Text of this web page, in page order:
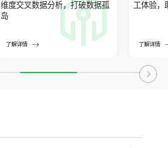
维度交叉数据分析，打破数据孤
岛
了解详情
工体验，
了解详情